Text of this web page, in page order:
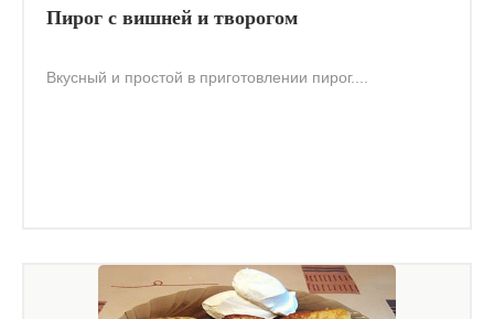
Пирог с вишней и творогом
Вкусный и простой в приготовлении пирог....